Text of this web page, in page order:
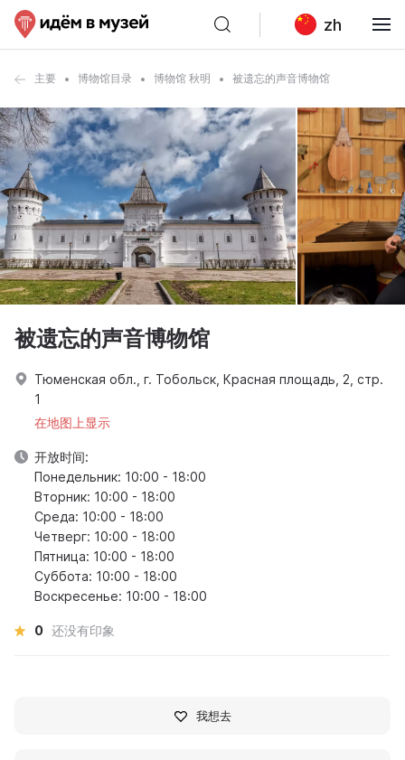
zh
主要 博物馆目录 博物馆 秋明 被遗忘的声音博物馆
被遗忘的声音博物馆
Тюменская обл., г. Тобольск, Красная площадь, 2, стр.
1
在地图上显示
开放时间:
Понедельник: 10:00 - 18:00
Вторник: 10:00 - 18:00
Среда: 10:00 - 18:00
Четверг: 10:00 - 18:00
Пятница: 10:00 - 18:00
Суббота: 10:00 - 18:00
Воскресенье: 10:00 - 18:00
0 还没有印象
我想去